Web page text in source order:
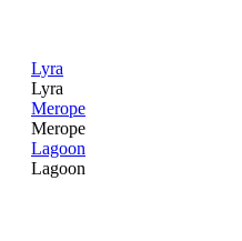
Lyra
Lyra
Merope
Merope
Lagoon
Lagoon